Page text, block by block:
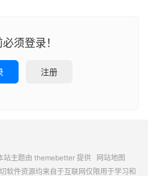
须登录！
注册
主题由 themebetter提供 网站地图
软件资源均来自于互联网仅限用于学习和